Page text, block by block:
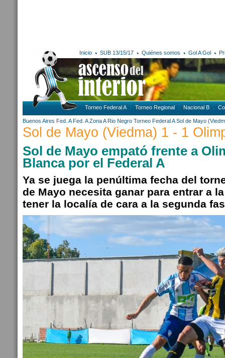
Inicio SUB 13/15/17 Quiénes somos Gol A Gol
Torneo Federal A Torneo Regional Nacional B
Buenos Aires Fed. A Fed. A Zona A Rio Negro Torneo Federal A Sol de Mayo
Sol de Mayo (Viedma) 1 - 1
Sol de Mayo empató frente a
Blanca por el Federal A
Ya se juega la penúltima fecha del
de Mayo necesita ganar para entrar a
tener la localía de cara a la segunda